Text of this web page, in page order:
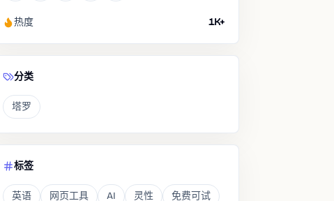
热度 1K+
分类
塔罗
标签
英语 网页工具 AI 灵性
免费可试